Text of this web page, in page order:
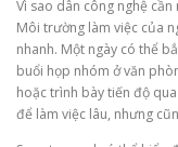
Vì sao dân công nghệ
Môi trường làm việc của
nhanh. Một ngày có thể
buổi họp nhóm ở văn
hoặc trình bày tiến độ
để làm việc lâu, nhưng